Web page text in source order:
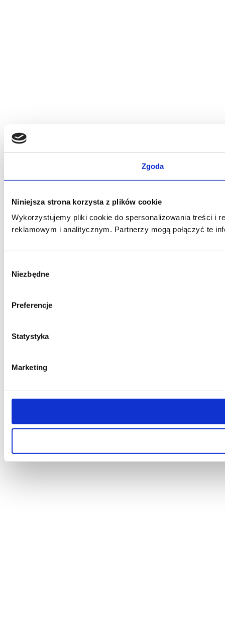
Zgoda
Niniejsza strona korzysta z plików cookie
Wykorzystujemy pliki cookie do spersonalizowania treści i
reklamowym i analitycznym. Partnerzy mogą połączyć te
zgody
Niezbędne
Preferencje
Statystyka
Marketing